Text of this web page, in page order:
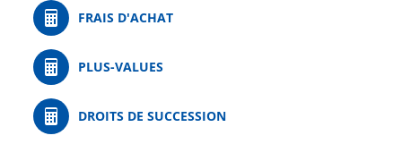
FRAIS D'ACHAT
PLUS-VALUES
DROITS DE SUCCESSION